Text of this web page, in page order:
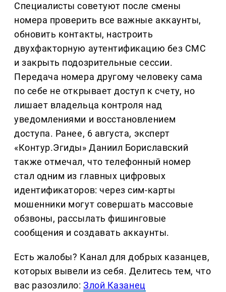
Специалисты советуют после смены
номера проверить все важные аккаунты,
обновить контакты, настроить
двухфакторную аутентификацию без СМС
и закрыть подозрительные сессии.
Передача номера другому человеку сама
по себе не открывает доступ к счету, но
лишает владельца контроля над
уведомлениями и восстановлением
доступа. Ранее, 6 августа, эксперт
«Контур.Эгиды» Даниил Бориславский
также отмечал, что телефонный номер
стал одним из главных цифровых
идентификаторов: через сим-карты
мошенники могут совершать массовые
обзвоны, рассылать фишинговые
сообщения и создавать аккаунты.
Есть жалобы? Канал для добрых казанцев,
которых вывели из себя. Делитеcь тем, что
вас разозлило:Злой Казанец